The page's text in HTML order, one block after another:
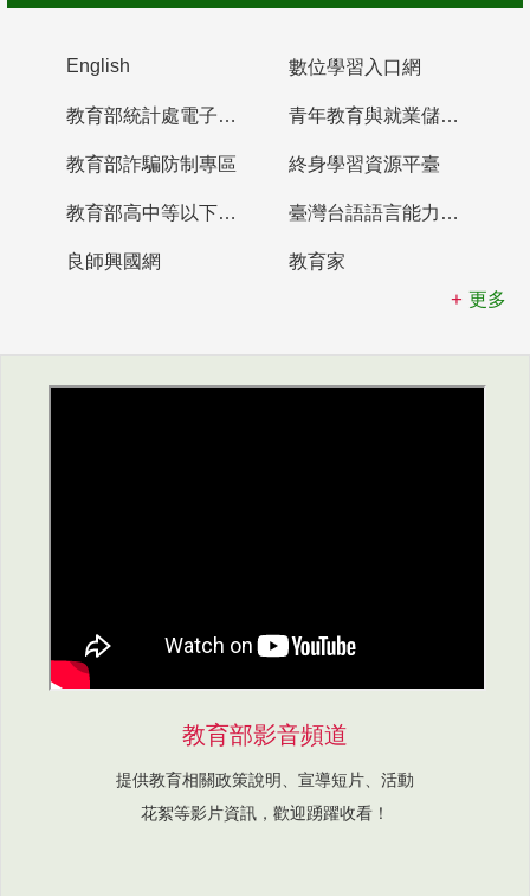
English 數位學習入口網
教育部統計處電子書櫃 青年教育與就業儲蓄帳戶
教育部詐騙防制專區 終身學習資源平臺
教育部高中等以下學校及幼兒園教師資格檢定考試 臺灣台語語言能力認證網站
良師興國網
教育家
更多
教育部影音頻道
提供教育相關政策說明、宣導短片、活動
花絮等影片資訊，歡迎踴躍收看！